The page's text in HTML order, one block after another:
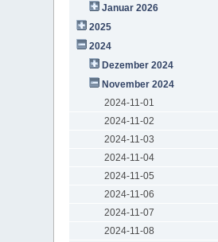
Januar 2026
2025
2024
Dezember 2024
November 2024
2024-11-01
2024-11-02
2024-11-03
2024-11-04
2024-11-05
2024-11-06
2024-11-07
2024-11-08